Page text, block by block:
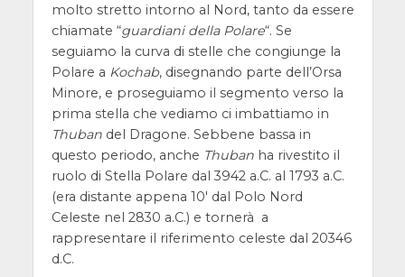
molto stretto intorno al Nord, tanto da essere
chiamate “guardiani della Polare“. Se
seguiamo la curva di stelle che congiunge la
Polare a Kochab, disegnando parte dell’Orsa
Minore, e proseguiamo il segmento verso la
prima stella che vediamo ci imbattiamo in
Thubandel Dragone. Sebbene bassa in
questo periodo, anche Thubanha rivestito il
ruolo di Stella Polare dal 3942 a.C. al 1793 a.C.
(era distante appena 10′ dal Polo Nord
Celeste nel 2830 a.C.) e tornerà a
rappresentare il riferimento celeste dal 20346
d.C.